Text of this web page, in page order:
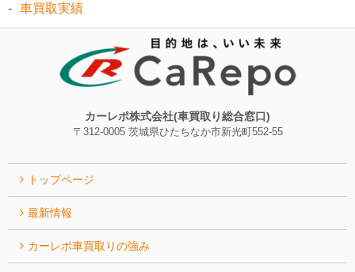
車買取実績
カーレポ株式会社(車買取り総合窓口)
〒312-0005 茨城県ひたちなか市新光町552-55
トップページ
最新情報
カーレポ⾞買取りの強み